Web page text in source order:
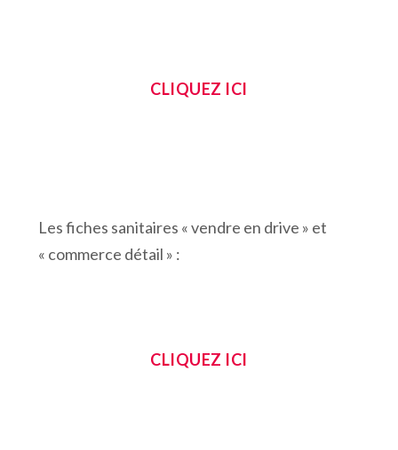
CLIQUEZ ICI
Les fiches sanitaires « vendre en drive » et
« commerce détail » :
CLIQUEZ ICI